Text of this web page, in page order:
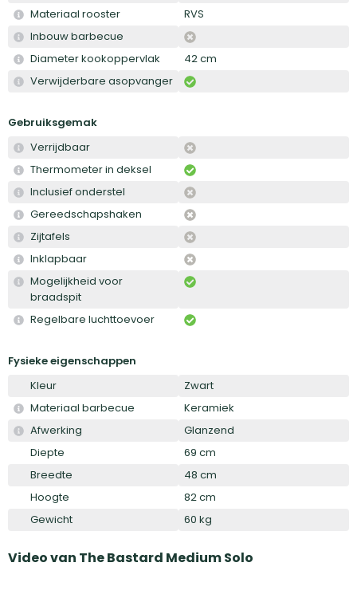
Materiaal rooster
RVS
Inbouw barbecue
Diameter kookoppervlak
42 cm
Verwijderbare asopvanger
Gebruiksgemak
Verrijdbaar
Thermometer in deksel
Inclusief onderstel
Gereedschapshaken
Zijtafels
Inklapbaar
Mogelijkheid voor
braadspit
Regelbare luchttoevoer
Fysieke eigenschappen
Kleur
Zwart
Materiaal barbecue
Keramiek
Afwerking
Glanzend
Diepte
69 cm
Breedte
48 cm
Hoogte
82 cm
Gewicht
60 kg
Video van The Bastard Medium Solo